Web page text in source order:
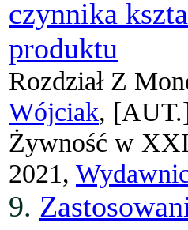
czynnika
produktu
Rozdział Z
Wójciak,
Żywność w
2021,
9.